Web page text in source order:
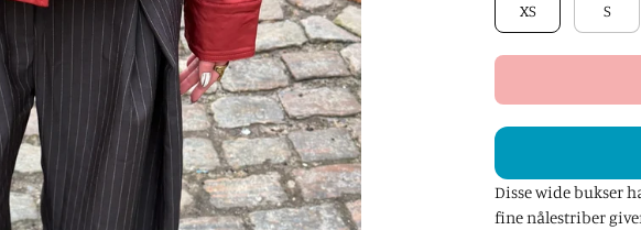
XS S
Disse wide bukser
fine nålestriber